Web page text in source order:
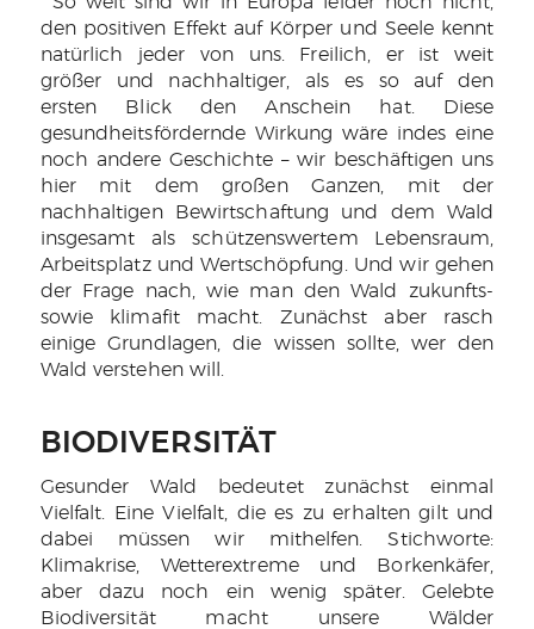
den positiven Effekt auf Körper und Seele kennt
natürlich jeder von uns. Freilich, er ist weit
größer und nachhaltiger, als es so auf den
ersten Blick den Anschein hat. Diese
gesundheitsfördernde Wirkung wäre indes eine
noch andere Geschichte – wir beschäftigen uns
hier mit dem großen Ganzen, mit der
nachhaltigen Bewirtschaftung und dem Wald
insgesamt als schützenswertem Lebensraum,
Arbeitsplatz und Wertschöpfung. Und wir gehen
der Frage nach, wie man den Wald zukunfts-
sowie klimafit macht. Zunächst aber rasch
einige Grundlagen, die wissen sollte, wer den
Wald verstehen will.
BIODIVERSITÄT
Gesunder Wald bedeutet zunächst einmal
Vielfalt. Eine Vielfalt, die es zu erhalten gilt und
dabei müssen wir mithelfen. Stichworte:
Klimakrise, Wetterextreme und Borkenkäfer,
aber dazu noch ein wenig später. Gelebte
Biodiversität macht unsere Wälder